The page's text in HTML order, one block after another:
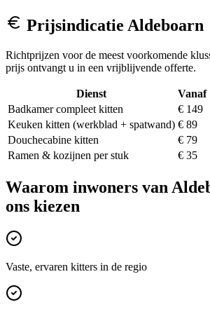
Prijsindicatie Aldeboarn
Richtprijzen voor de meest voorkomende
prijs ontvangt u in een vrijblijvende offerte.
Dienst
Vanaf
Badkamer compleet kitten
€ 149
Keuken kitten (werkblad + spatwand) € 89
Douchecabine kitten
€ 79
Ramen & kozijnen per stuk
€ 35
Waarom inwoners van
ons kiezen
Vaste, ervaren kitters in de regio